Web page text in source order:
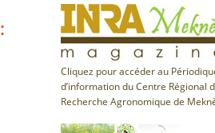
Cliquez pour accéder au
d’information du Centre Régional
Recherche Agronomique de